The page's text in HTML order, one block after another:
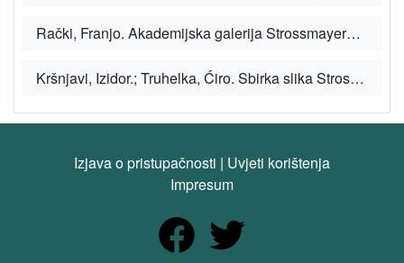
Rački, Franjo. Akademijska galerija Strossmayerova. 2. prerađeno izd. Zagreb: Jugoslavenska akademija znanosti i umjetnosti, 1891.
Kršnjavi, Izidor.; Truhelka, Ćiro. Sbirka slika Strossmayerove galerije Jugoslavenske akademije znanosti i umjetnosti. Zagreb: Jugoslavenska akademija znanosti i umjetnosti, 1885.
Izjava o pristupačnosti | Uvjeti korištenja
Impresum